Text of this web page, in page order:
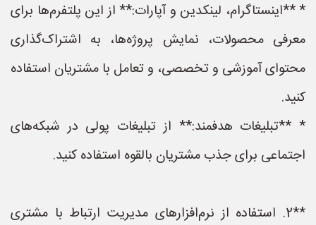
* **اینستاگرام، لینکدین و آپارات:** از این پلتفرم‌ها برای
معرفی محصولات، نمایش پروژه‌ها، به اشتراک‌گذاری
محتوای آموزشی و تخصصی، و تعامل با مشتریان استفاده
کنید.
* **تبلیغات هدفمند:** از تبلیغات پولی در شبکه‌های
اجتماعی برای جذب مشتریان بالقوه استفاده کنید.
**2. استفاده از نرم‌افزارهای مدیریت ارتباط با مشتری